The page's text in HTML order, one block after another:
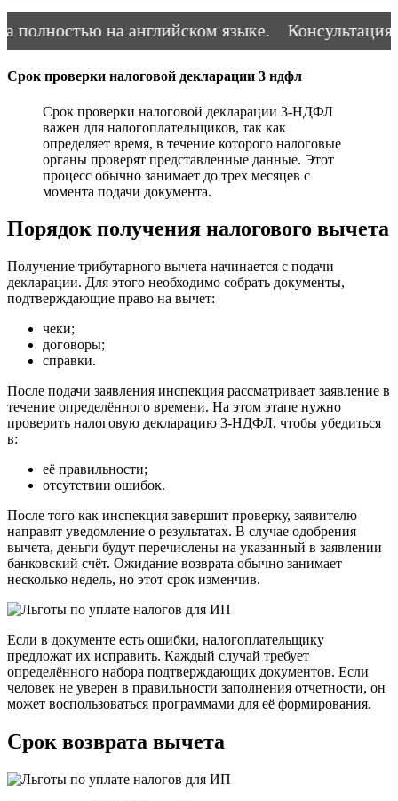
на английском языке. Консультация
Cрок проверки налоговой декларации 3 ндфл
Срок проверки налоговой декларации 3-НДФЛ
важен для налогоплательщиков, так как
определяет время, в течение которого налоговые
органы проверят представленные данные. Этот
процесс обычно занимает до трех месяцев с
момента подачи документа.
Порядок получения налогового вычета
Получение трибутарного вычета начинается с подачи
декларации. Для этого необходимо собрать документы,
подтверждающие право на вычет:
чеки;
договоры;
справки.
После подачи заявления инспекция рассматривает заявление в
течение определённого времени. На этом этапе нужно
проверить налоговую декларацию 3-НДФЛ, чтобы убедиться
в:
её правильности;
отсутствии ошибок.
После того как инспекция завершит проверку, заявителю
направят уведомление о результатах. В случае одобрения
вычета, деньги будут перечислены на указанный в заявлении
банковский счёт. Ожидание возврата обычно занимает
несколько недель, но этот срок изменчив.
Если в документе есть ошибки, налогоплательщику
предложат их исправить. Каждый случай требует
определённого набора подтверждающих документов. Если
человек не уверен в правильности заполнения отчетности, он
может воспользоваться программами для её формирования.
Срок возврата вычета